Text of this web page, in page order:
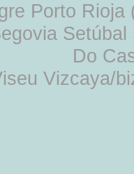
Porto
Do
Vizcaya/